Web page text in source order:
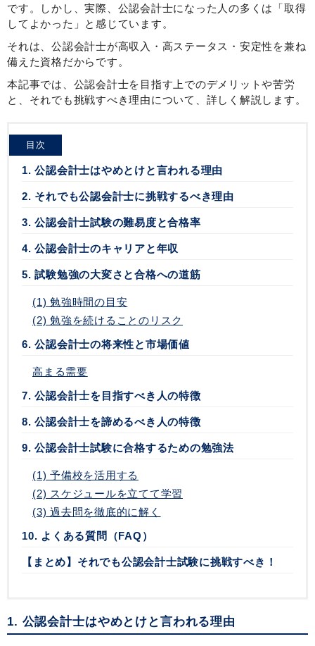
です。しかし、実際、公認会計士になった人の多くは「取得
してよかった」と感じています。
それは、公認会計士が高収入・高ステータス・安定性を兼ね
備えた資格だからです。
本記事では、公認会計士を目指す上でのデメリットや苦労
と、それでも挑戦すべき理由について、詳しく解説します。
目次
1. 公認会計士はやめとけと言われる理由
2. それでも公認会計士に挑戦するべき理由
3. 公認会計士試験の難易度と合格率
4. 公認会計士のキャリアと年収
5. 試験勉強の大変さと合格への道筋
(1) 勉強時間の目安
(2) 勉強を続けることのリスク
6. 公認会計士の将来性と市場価値
高まる需要
7. 公認会計士を目指すべき人の特徴
8. 公認会計士を諦めるべき人の特徴
9. 公認会計士試験に合格するための勉強法
(1) 予備校を活用する
(2) スケジュールを立てて学習
(3) 過去問を徹底的に解く
10. よくある質問（FAQ）
【まとめ】それでも公認会計士試験に挑戦すべき！
1. 公認会計士はやめとけと言われる理由